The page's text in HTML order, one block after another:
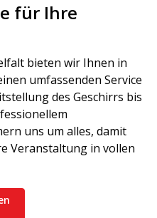
für Ihre
bieten wir Ihnen in
umfassenden Service
des Geschirrs bis
uns um alles, damit
Veranstaltung in vollen